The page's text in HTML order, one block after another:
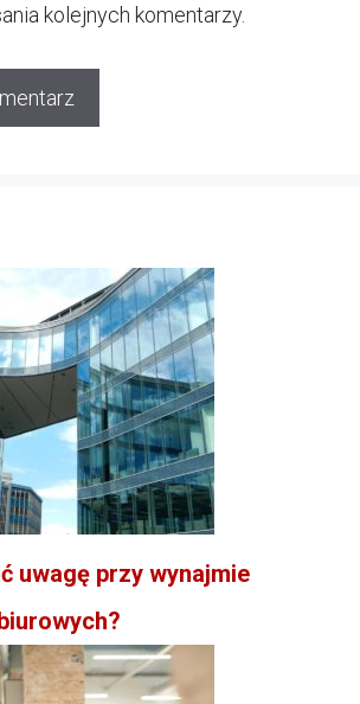
kolejnych komentarzy.
uwagę przy wynajmie